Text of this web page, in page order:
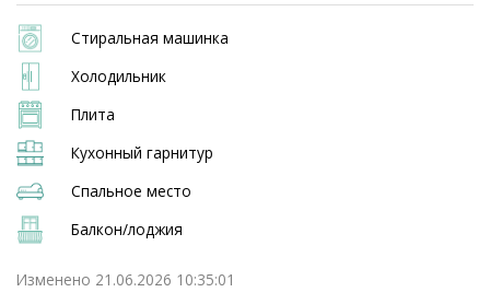
Стиральная машинка
Холодильник
Плита
Кухонный гарнитур
Спальное место
Балкон/лоджия
Изменено 21.06.2026 10:35:01